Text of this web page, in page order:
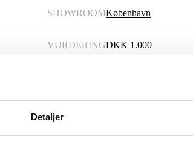
Detaljer
SHOWROOMKøbenhavn
VURDERINGDKK 1.000